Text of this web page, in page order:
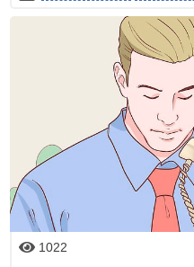
1022